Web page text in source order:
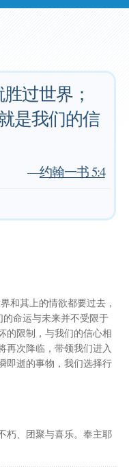
过世界；
是我们的信
—约翰一书 5:4
和其上的情欲都要过去，
的命运与未来并不受限于
的限制，与我们的信心相
次降临，带领我们进入
即逝的事物，我们选择行
朽、团聚与喜乐。奉主耶